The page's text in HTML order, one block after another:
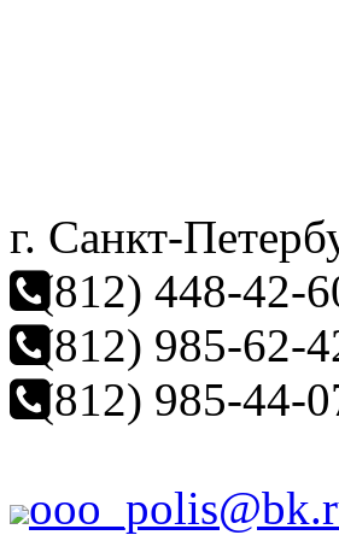
г. Санкт-
(812) 448-42-
(812) 985-62-
(812) 985-44-